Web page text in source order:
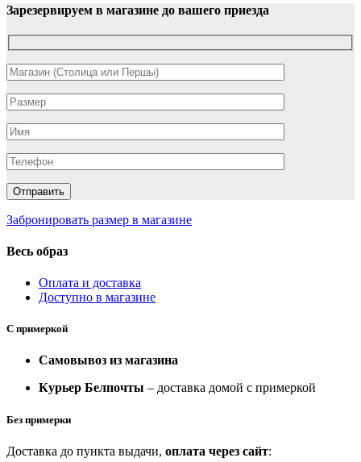
Зарезервируем в магазине до вашего приезда
Забронировать размер в магазине
Весь образ
Оплата и доставка
Доступно в магазине
С примеркой
Самовывоз из магазина
Курьер Белпочты – доставка домой с примеркой
Без примерки
Доставка до пункта выдачи, оплата через сайт: